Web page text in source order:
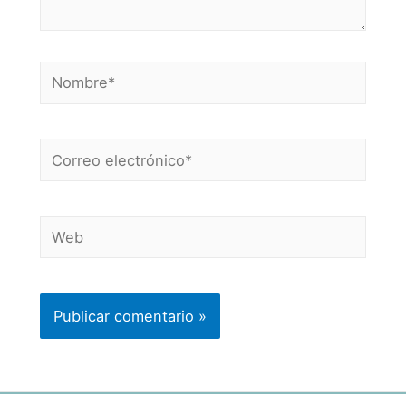
Nombre*
Correo
Web